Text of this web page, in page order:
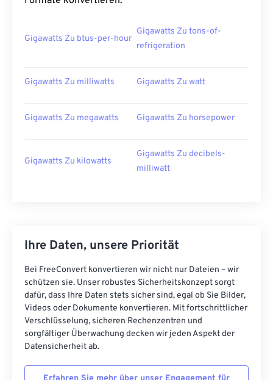
Gigawatts Zu btus-per-hour
Gigawatts Zu tons-of-
refrigeration
Gigawatts Zu milliwatts Gigawatts Zu watt
Gigawatts Zu megawatts Gigawatts Zu horsepower
Gigawatts Zu kilowatts
Gigawatts Zu decibels-
milliwatt
Ihre Daten, unsere Priorität
Bei FreeConvert konvertieren wir nicht nur Dateien – wir
schützen sie. Unser robustes Sicherheitskonzept sorgt
dafür, dass Ihre Daten stets sicher sind, egal ob Sie Bilder,
Videos oder Dokumente konvertieren. Mit fortschrittlicher
Verschlüsselung, sicheren Rechenzentren und
sorgfältiger Überwachung decken wir jeden Aspekt der
Datensicherheit ab.